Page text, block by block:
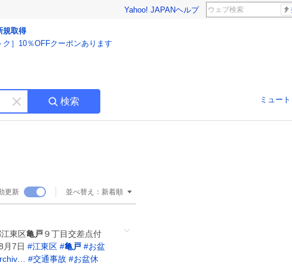
Yahoo! JAPANヘルプ
規取得
ク］10％OFFクーポンあります
キ
ー
す
検索 ミュー
更新 並べ替え： 新着順
東区亀戸９丁目交差点付
月7日 #江東区 #亀戸 #お盆
#交通事故 #お盆休